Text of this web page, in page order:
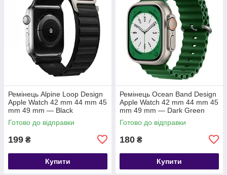
Ремінець Alpine Loop Design
Apple Watch 42 mm 44 mm 45
mm 49 mm — Black
Готово до відправки
199 ₴
Купити
Ремінець Ocean Band Design
Apple Watch 42 mm 44 mm 45
mm 49 mm — Dark Green
Готово до відправки
180 ₴
Купити